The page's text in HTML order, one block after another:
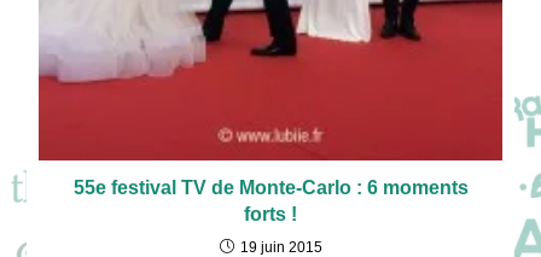
55e festival TV de Monte-Carlo : 6 moments
forts !
19 juin 2015